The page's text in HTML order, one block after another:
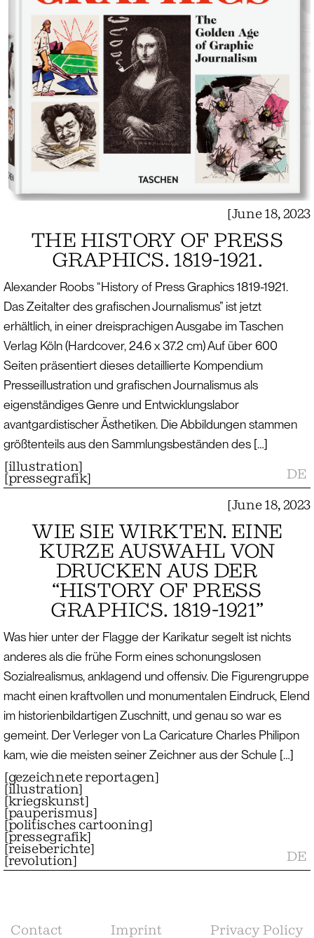
[June 18, 2023
THE HISTORY OF PRESS
GRAPHICS. 1819-1921.
Alexander Roobs “History of Press Graphics 1819-1921.
Das Zeitalter des grafischen Journalismus” ist jetzt
erhältlich, in einer dreisprachigen Ausgabe im Taschen
Verlag Köln (Hardcover, 24.6 x 37.2 cm) Auf über 600
Seiten präsentiert dieses detaillierte Kompendium
Presseillustration und grafischen Journalismus als
eigenständiges Genre und Entwicklungslabor
avantgardistischer Ästhetiken. Die Abbildungen stammen
größtenteils aus den Sammlungsbeständen des […]
[illustration]
[pressegrafik]
DE
[June 18, 2023
WIE SIE WIRKTEN. EINE
KURZE AUSWAHL VON
DRUCKEN AUS DER
“HISTORY OF PRESS
GRAPHICS. 1819-1921”
Was hier unter der Flagge der Karikatur segelt ist nichts
anderes als die frühe Form eines schonungslosen
Sozialrealismus, anklagend und offensiv. Die Figurengruppe
macht einen kraftvollen und monumentalen Eindruck, Elend
im historienbildartigen Zuschnitt, und genau so war es
gemeint. Der Verleger von La Caricature Charles Philipon
kam, wie die meisten seiner Zeichner aus der Schule […]
[gezeichnete reportagen]
[illustration]
[kriegskunst]
[pauperismus]
[politisches cartooning]
[pressegrafik]
[reiseberichte]
[revolution] DE
Contact Imprint Privacy Policy